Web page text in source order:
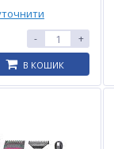
- +
В КОШИК